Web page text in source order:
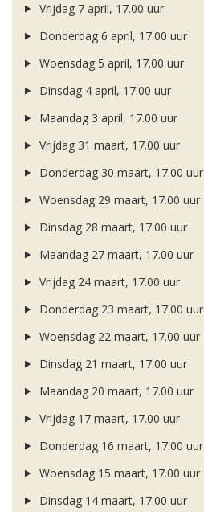
Vrijdag 7 april, 17.00 uur
Donderdag 6 april, 17.00 uur
Woensdag 5 april, 17.00 uur
Dinsdag 4 april, 17.00 uur
Maandag 3 april, 17.00 uur
Vrijdag 31 maart, 17.00 uur
Donderdag 30 maart, 17.00 uur
Woensdag 29 maart, 17.00 uur
Dinsdag 28 maart, 17.00 uur
Maandag 27 maart, 17.00 uur
Vrijdag 24 maart, 17.00 uur
Donderdag 23 maart, 17.00 uur
Woensdag 22 maart, 17.00 uur
Dinsdag 21 maart, 17.00 uur
Maandag 20 maart, 17.00 uur
Vrijdag 17 maart, 17.00 uur
Donderdag 16 maart, 17.00 uur
Woensdag 15 maart, 17.00 uur
Dinsdag 14 maart, 17.00 uur